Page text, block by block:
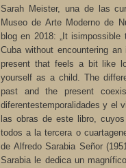
Sarah Meister, una de las
Museo de Arte Moderno de
blog en 2018: „It
Cuba without encountering
present that feels a bit like
yourself as a child. The
past and the present
diferentestemporalidades y el
las obras de este libro,
todos a la tercera o
de Alfredo Sarabia Señor
Sarabia le dedica un